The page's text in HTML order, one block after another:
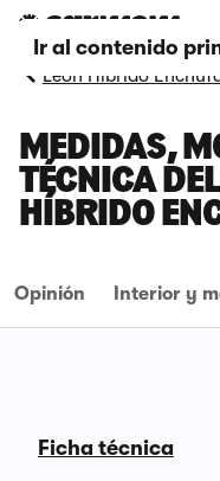
Ir al contenido
León Híbrido
MEDIDAS,
TÉCNICA
HÍBRIDO
Opinión Interior y
Ficha técnica